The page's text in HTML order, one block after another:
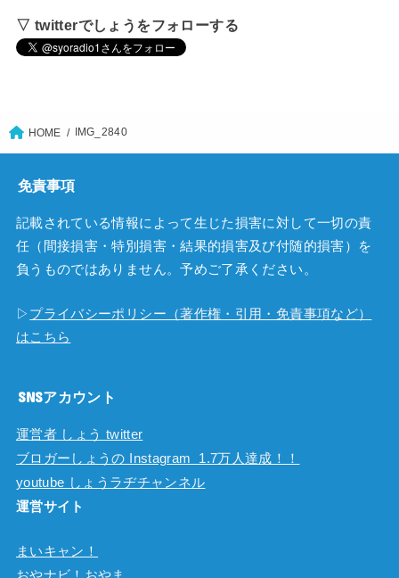
▽ twitterでしょうをフォローする
HOME IMG_2840
免責事項
記載されている情報によって生じた損害に対して一切の責
任（間接損害・特別損害・結果的損害及び付随的損害）を
負うものではありません。予めご了承ください。
▷ プライバシーポリシー（著作権・引用・免責事項など）
はこちら
SNSアカウント
運営者 しょう twitter
ブロガーしょうの Instagram 1.7万人達成！！
youtube しょうラヂチャンネル
運営サイト
まいキャン！
おやナビ！おやま